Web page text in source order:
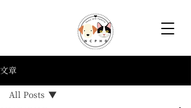
文章
All Posts